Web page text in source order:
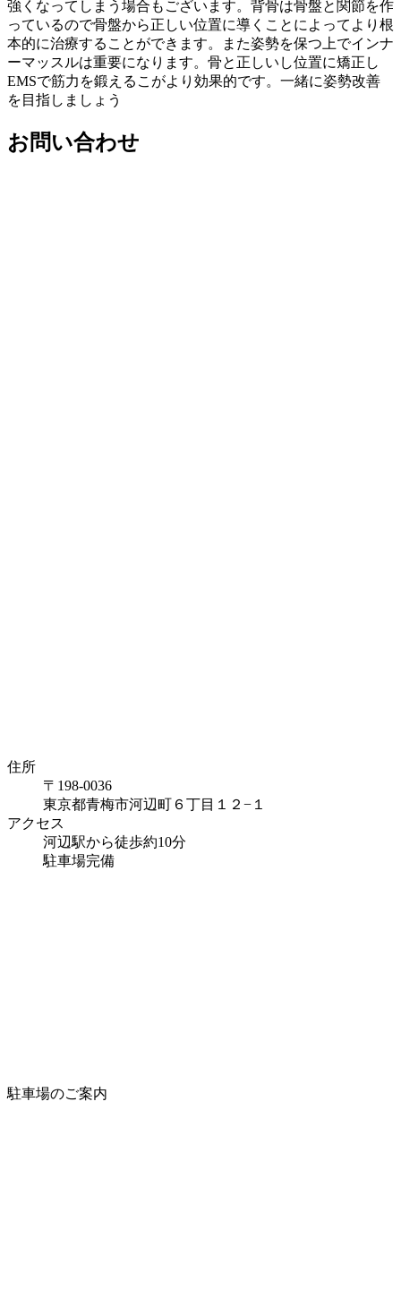
強くなってしまう場合もございます。背骨は骨盤と関節を作
っているので骨盤から正しい位置に導くことによってより根
本的に治療することができます。また姿勢を保つ上でインナ
ーマッスルは重要になります。骨と正しいし位置に矯正し
EMSで筋力を鍛えるこがより効果的です。一緒に姿勢改善
を目指しましょう
お問い合わせ
住所
〒198-0036
東京都青梅市河辺町６丁目１２−１
アクセス
河辺駅から徒歩約10分
駐車場完備
駐車場のご案内